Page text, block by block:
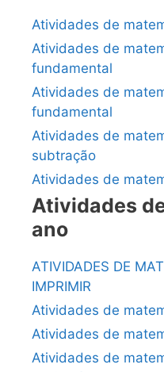
Atividades de
Atividades de
fundamental
Atividades de
fundamental
Atividades de
subtração
Atividades de
Atividades
ano
ATIVIDADES DE
IMPRIMIR
Atividades de
Atividades de
Atividades de